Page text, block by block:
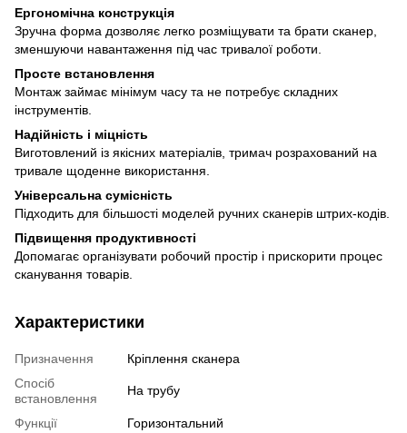
Ергономічна конструкція
Зручна форма дозволяє легко розміщувати та брати сканер,
зменшуючи навантаження під час тривалої роботи.
Просте встановлення
Монтаж займає мінімум часу та не потребує складних
інструментів.
Надійність і міцність
Виготовлений із якісних матеріалів, тримач розрахований на
тривале щоденне використання.
Універсальна сумісність
Підходить для більшості моделей ручних сканерів штрих-кодів.
Підвищення продуктивності
Допомагає організувати робочий простір і прискорити процес
сканування товарів.
Характеристики
Призначення
Кріплення сканера
Спосіб
встановлення
На трубу
Функції Горизонтальний